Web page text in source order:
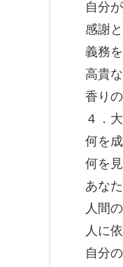
自分
感謝
義務
高貴
香り
４．
何を
何を
あな
人間
人に
自分